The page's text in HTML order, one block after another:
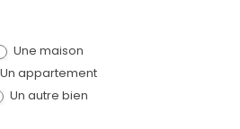
Une maison
Un appartement
Un autre bien